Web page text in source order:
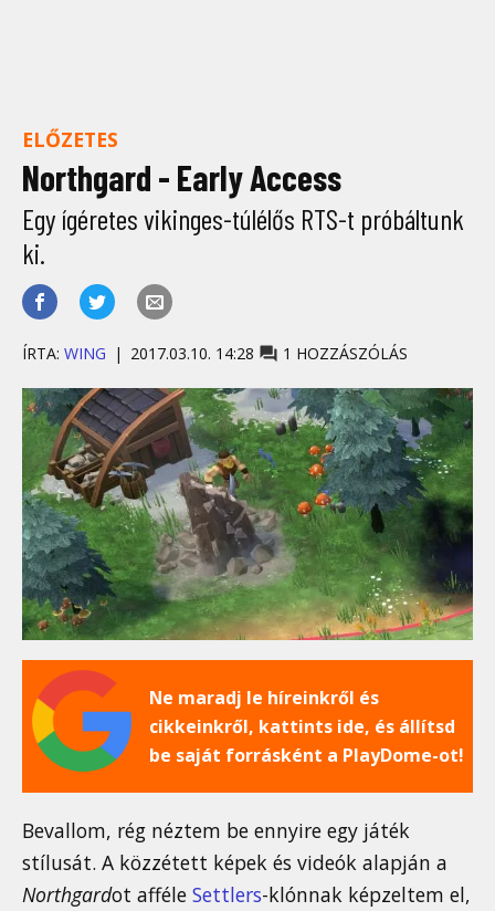
ELŐZETES
Northgard - Early Access
Egy ígéretes vikinges-túlélős RTS-t próbáltunk
ki.
ÍRTA: WING 2017.03.10. 14:28 1 HOZZÁSZÓLÁS
Ne maradj le híreinkről és
cikkeinkről, kattints ide, és állítsd
be saját forrásként a PlayDome-ot!
Bevallom, rég néztem be ennyire egy játék
stílusát. A közzétett képek és videók alapján a
Northgardot afféle Settlers-klónnak képzeltem el,